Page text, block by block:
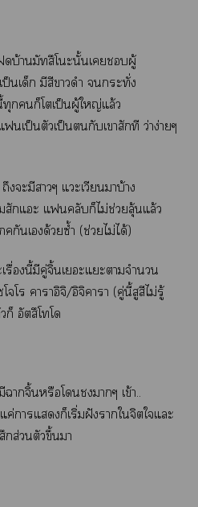
บ้านมัทสึโะนั้นเผู้
นเด็ก มีสีาดำ กระทั่ง
กก็โเป็นผู้ใหญ่แล้ว
เป็นตัวเป็นกับเาสักที ว่าง่ายๆ
งะมีาๆ แวะเวียนมาบ้าง
สักแอะ แคลับก็ไม่ช่วยลุ้นแล้ว
กันเด้วยซ้ำ (ช่วยไม่ได้)
รื่องนี้มีคู่จิ้นเะแะาจำนวน
จโ าาอิจิ/อิจิาา (คู่นี้สูสีไม่รู้
อัตสึโโ
าจิ้นหรือโาๆ เข้า..
าแก็เริ่มฝังาใจิตใแะ
กส่วนตัวขึ้นา